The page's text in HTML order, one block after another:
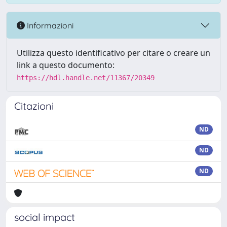
Informazioni
Utilizza questo identificativo per citare o creare un
link a questo documento:
https://hdl.handle.net/11367/20349
Citazioni
ND
ND
ND
social impact